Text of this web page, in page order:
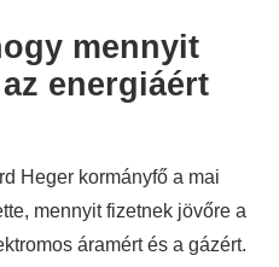
mennyit
energiáért
Heger kormányfő a mai
mennyit fizetnek jövőre a
áramért és a gázért.